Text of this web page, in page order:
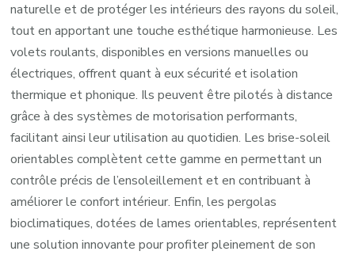
naturelle et de protéger les intérieurs des rayons du soleil,
tout en apportant une touche esthétique harmonieuse. Les
volets roulants, disponibles en versions manuelles ou
électriques, offrent quant à eux sécurité et isolation
thermique et phonique. Ils peuvent être pilotés à distance
grâce à des systèmes de motorisation performants,
facilitant ainsi leur utilisation au quotidien. Les brise-soleil
orientables complètent cette gamme en permettant un
contrôle précis de l’ensoleillement et en contribuant à
améliorer le confort intérieur. Enfin, les pergolas
bioclimatiques, dotées de lames orientables, représentent
une solution innovante pour profiter pleinement de son